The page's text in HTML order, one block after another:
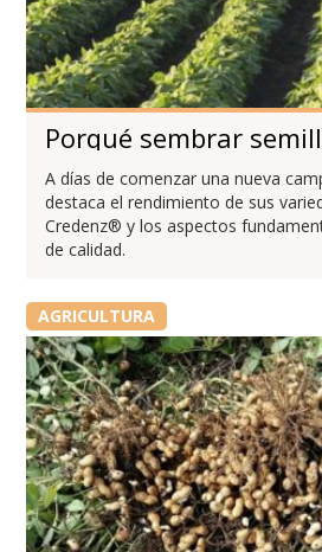
Porqué sembrar
A días de comenzar una nueva
destaca el rendimiento de sus
Credenz® y los aspectos
de calidad.
AGRICULTURA